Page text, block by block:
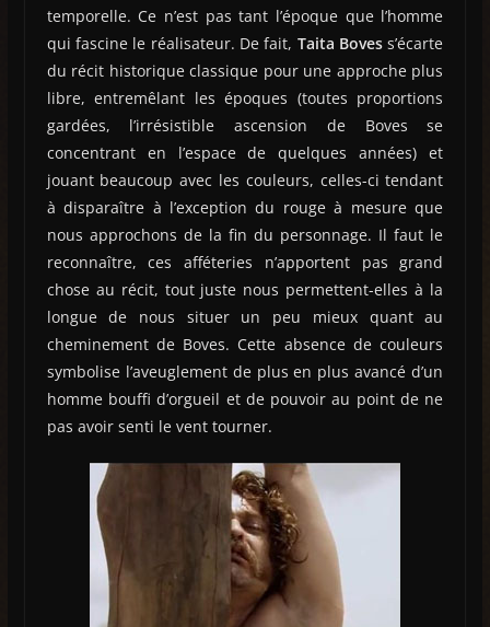
temporelle. Ce n’est pas tant l’époque que l’homme
qui fascine le réalisateur. De fait, Taita Bovess’écarte
du récit historique classique pour une approche plus
libre, entremêlant les époques (toutes proportions
gardées, l’irrésistible ascension de Boves se
concentrant en l’espace de quelques années) et
jouant beaucoup avec les couleurs, celles-ci tendant
à disparaître à l’exception du rouge à mesure que
nous approchons de la fin du personnage. Il faut le
reconnaître, ces afféteries n’apportent pas grand
chose au récit, tout juste nous permettent-elles à la
longue de nous situer un peu mieux quant au
cheminement de Boves. Cette absence de couleurs
symbolise l’aveuglement de plus en plus avancé d’un
homme bouffi d’orgueil et de pouvoir au point de ne
pas avoir senti le vent tourner.